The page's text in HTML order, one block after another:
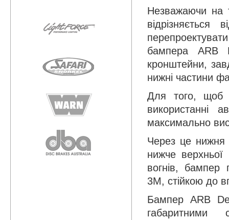
Незважаючи на
бампера ARB
кронштейни,
нижні частини
Для того, щоб
використанні
максимально
Через це нижня
нижче
вогнів, бампер
3М, стійкою до
Бампер ARB
габаритними